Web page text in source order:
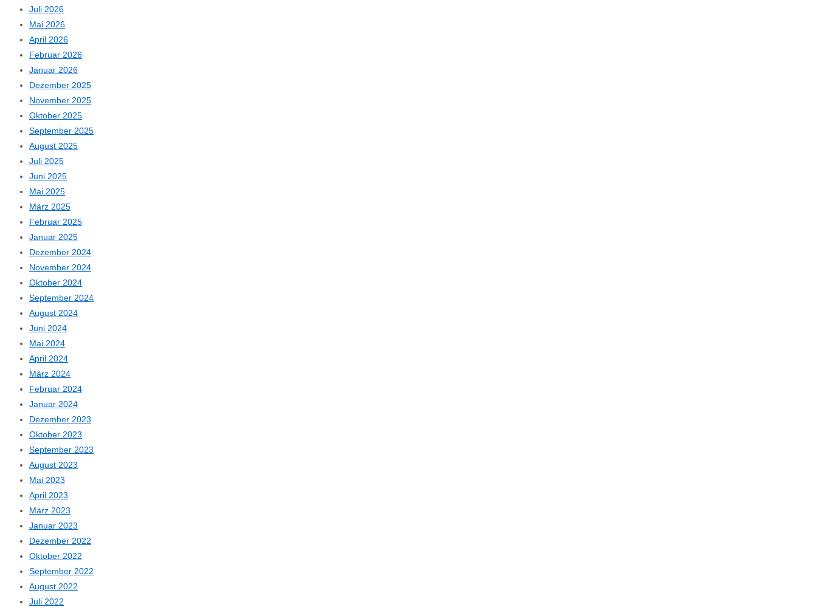
Juli 2026
Mai 2026
April 2026
Februar 2026
Januar 2026
Dezember 2025
November 2025
Oktober 2025
September 2025
August 2025
Juli 2025
Juni 2025
Mai 2025
März 2025
Februar 2025
Januar 2025
Dezember 2024
November 2024
Oktober 2024
September 2024
August 2024
Juni 2024
Mai 2024
April 2024
März 2024
Februar 2024
Januar 2024
Dezember 2023
Oktober 2023
September 2023
August 2023
Mai 2023
April 2023
März 2023
Januar 2023
Dezember 2022
Oktober 2022
September 2022
August 2022
Juli 2022